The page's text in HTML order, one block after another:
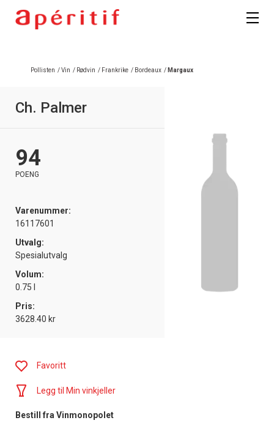
Pollisten /Vin / Rødvin / Frankrike / Bordeaux / Margaux
Ch. Palmer
94
POENG
Varenummer:
16117601
Utvalg:
Spesialutvalg
Volum:
0.75 l
Pris:
3628.40 kr
Favoritt
Legg til Min vinkjeller
Bestill fra Vinmonopolet